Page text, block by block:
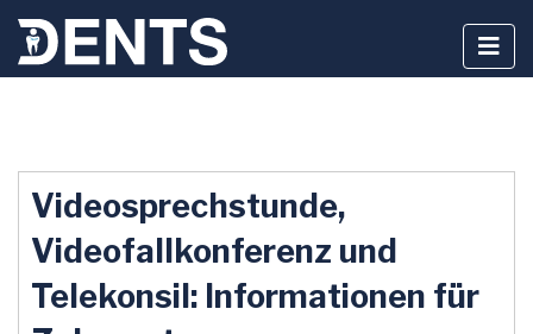
springen
Videosprechstunde,
Videofallkonferenz und
Telekonsil: Informationen für